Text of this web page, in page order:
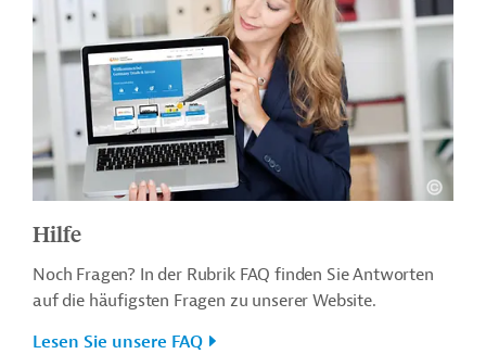
Hilfe
Noch Fragen? In der Rubrik FAQ finden Sie Antworten
auf die häufigsten Fragen zu unserer Website.
Lesen Sie unsere FAQ